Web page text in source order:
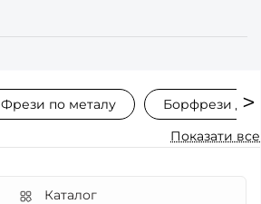
Фрези по металу
Борфрези
Показати все
Каталог